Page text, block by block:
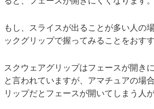
もし、スライスが出ることが多い人の
ックグリップで握ってみることをおす
スクウェアグリップはフェースが開き
と言われていますが、アマチュアの場
リップだとフェースが開いてしまう人